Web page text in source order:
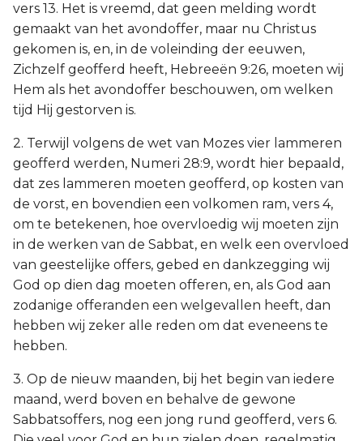
vers 13. Het is vreemd, dat geen melding wordt
gemaakt van het avondoffer, maar nu Christus
gekomen is, en, in de voleinding der eeuwen,
Zichzelf geofferd heeft, Hebreeën 9:26, moeten wij
Hem als het avondoffer beschouwen, om welken
tijd Hij gestorven is.
2. Terwijl volgens de wet van Mozes vier lammeren
geofferd werden, Numeri 28:9, wordt hier bepaald,
dat zes lammeren moeten geofferd, op kosten van
de vorst, en bovendien een volkomen ram, vers 4,
om te betekenen, hoe overvloedig wij moeten zijn
in de werken van de Sabbat, en welk een overvloed
van geestelijke offers, gebed en dankzegging wij
God op dien dag moeten offeren, en, als God aan
zodanige offeranden een welgevallen heeft, dan
hebben wij zeker alle reden om dat eveneens te
hebben.
3. Op de nieuw maanden, bij het begin van iedere
maand, werd boven en behalve de gewone
Sabbatsoffers, nog een jong rund geofferd, vers 6.